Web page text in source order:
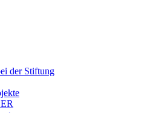
der Stiftung